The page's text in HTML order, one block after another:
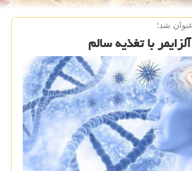
شد؛
با تغذیه سالم